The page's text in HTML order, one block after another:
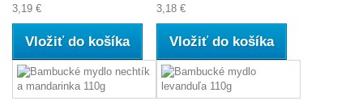
3,19 €
Vložiť do košíka
3,18 €
Vložiť do košíka